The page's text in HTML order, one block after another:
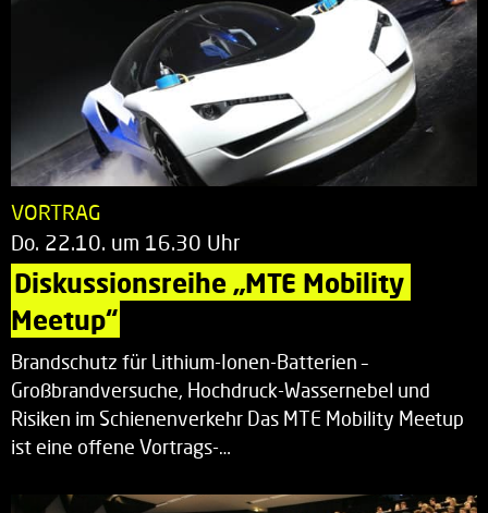
VORTRAG
Do. 22.10. um 16.30 Uhr
Diskussionsreihe „MTE Mobility
Meetup“
Brandschutz für Lithium-Ionen-Batterien –
Großbrandversuche, Hochdruck-Wassernebel und
Risiken im Schienenverkehr Das MTE Mobility Meetup
ist eine offene Vortrags-…